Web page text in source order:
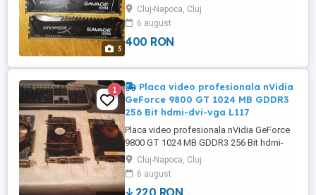
3
Cluj-Napoca, Cluj
6 august
400 RON
1
Placa video profesionala nVidia
GeForce 9800 GT 1024 MB GDDR3
256 Bit hdmi-dvi-vga L117
Placa video profesionala nVidia GeForce
9800 GT 1024 MB GDDR3 256 Bit hdmi-
dvi-vga L117 Diferite marci ca ASUS -
GAINWARD - GIGABYTE - ZOTAC Pretul
este pe bucata. Specificatii general Slot:
Cluj-Napoca, Cluj
6 august
220 RON